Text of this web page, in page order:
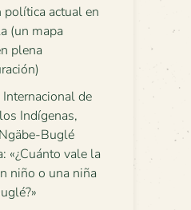
política actual en
(un mapa
plena
de
Indígenas,
Buglé
«¿Cuánto vale la
niño o una niña